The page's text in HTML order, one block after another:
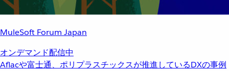
MuleSoft Forum Japan
オンデマンド配信中
Aflacや富士通、ポリプラスチックスが推進しているDXの事例